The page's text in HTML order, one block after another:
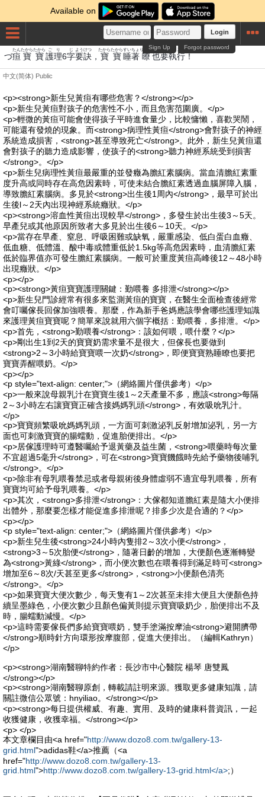
Available on
Login
Forgot password
Sign Up
づ疸
たん
寶
たから
寶
たから
護
ご
理
り
6字
じ
要
よう
訣
けつ
， 寶
たから
寶
たから
睡
すい
著
ちょ
瞭
りょう
也
や
要
よう
執行
しっこう
！
中文(简体) Public
<p><strong>新生兒黃疸有哪些危害？</strong></p>
<p>新生兒黃疸對孩子的危害性不小，而且危害范圍廣。</p>
<p>輕微的黃疸可能會使得孩子平時進食量少，比較慵懶，喜歡哭鬧，
可能還有發燒的現象。而<strong>病理性黃疸</strong>會對孩子的神經
系統造成損害，<strong>甚至導致死亡</strong>。此外，新生兒黃疸還
會對孩子的聽力造成影響，使孩子的<strong>聽力神經系統受到損害
</strong>。</p>
<p>新生兒病理性黃疸最嚴重的並發癥為膽紅素腦病。當血清膽紅素重
度升高或同時存在高危因素時，可使未結合膽紅素透過血腦屏障入腦，
導致膽紅素腦病。多見於<strong>出生後1周內</strong>，最早可於出
生後l～2天內出現神經系統癥狀。</p>
<p><strong>溶血性黃疸出現較早</strong>，多發生於出生後3～5天。
早產兒或其他原因所致者大多見於出生後6～10天。</p>
<p>當存在早產、窒息、呼吸困難或缺氧，嚴重感染、低白蛋白血癥、
低血糖、低體溫、酸中毒或體重低於1.5kg等高危因素時，血清膽紅素
低於臨界值亦可發生膽紅素腦病。一般可於重度黃疸高峰後12～48小時
出現癥狀。</p>
<p></p>
<p><strong>黃疸寶寶護理關鍵：勤喂養 多排泄</strong></p>
<p>新生兒門診經常有很多來監測黃疸的寶寶，在醫生全面檢查後經常
會叮囑傢長回傢加強喂養。那麼，作為新手爸媽應該學會哪些護理知識
來護理黃疸寶寶呢？簡單來說就用六個字概括：勤喂養，多排泄。</p>
<p>首先，<strong>勤喂養</strong>：該如何喂，喂什麼？</p>
<p>剛出生1到2天的寶寶奶需求量不是很大，但傢長也要做到
<strong>2～3小時給寶寶喂一次奶</strong>，即便寶寶熟睡瞭也要把
寶寶弄醒喂奶。</p>
<p></p>
<p style="text-align: center;">（網絡圖片僅供參考）</p>
<p>一般來說母親乳汁在寶寶生後1～2天產量不多，應該<strong>每隔
2～3小時左右讓寶寶正確含接媽媽乳頭</strong>，有效吸吮乳汁。
</p>
<p>寶寶頻繁吸吮媽媽乳頭，一方面可刺激泌乳反射增加泌乳，另一方
面也可刺激寶寶的腸蠕動，促進胎便排出。</p>
<p>居傢護理時可遵醫囑給予退黃藥及益生菌，<strong>喂藥時每次量
不宜超過5毫升</strong>，可在<strong>寶寶饑餓時先給予藥物後哺乳
</strong>。</p>
<p>除非有母乳喂養禁忌或者母親術後身體虛弱不適宜母乳喂養，所有
寶寶均可給予母乳喂養。</p>
<p>其次，<strong>多排泄</strong>：大傢都知道膽紅素是隨大小便排
出體外，那麼要怎樣才能促進多排泄呢？排多少次是合適的？</p>
<p></p>
<p style="text-align: center;">（網絡圖片僅供參考）</p>
<p>新生兒生後<strong>24小時內隻排2～3次小便</strong>，
<strong>3～5次胎便</strong>，隨著日齡的增加，大便顏色逐漸轉變
為<strong>黃綠</strong>，而小便次數也在喂養得到滿足時可<strong>
增加至6～8次/天甚至更多</strong>，<strong>小便顏色清亮
</strong>。</p>
<p>如果寶寶大便次數少，每天隻有1～2次甚至未排大便且大便顏色持
續呈墨綠色，小便次數少且顏色偏黃則提示寶寶吸奶少，胎便排出不及
時，腸蠕動減慢。</p>
<p>這時需要傢長們多給寶寶喂奶，雙手塗滿按摩油<strong>避開臍帶
</strong>順時針方向環形按摩腹部，促進大便排出。（編輯Kathryn）
</p>
<p><strong>湖南醫聊特約作者：長沙市中心醫院 楊琴 唐雙鳳
</strong></p>
<p><strong>湖南醫聊原創，轉載請註明來源。獲取更多健康知識，請
關註微信公眾號：hnyiliao。</strong></p>
<p><strong>每日提供權威、有趣、實用、及時的健康科普資訊，一起
收獲健康，收獲幸福。</strong></p>
<p> </p>
本文章欄目由<a href="http://www.dozo8.com.tw/gallery-13-
grid.html">adidas鞋</a>推薦（<a
href="http://www.dozo8.com.tw/gallery-13-
grid.html">http://www.dozo8.com.tw/gallery-13-grid.html</a>;）